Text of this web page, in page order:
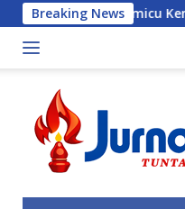
Breaking News
Kematian Ibu Bersalin